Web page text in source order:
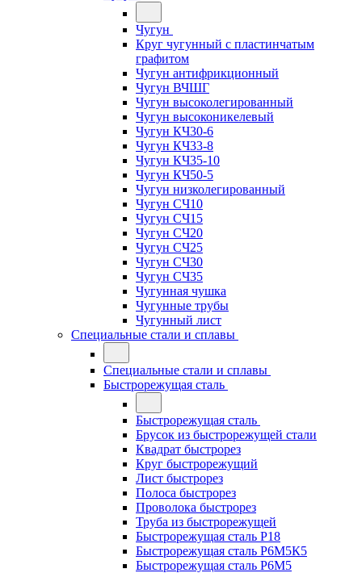
Чугун
Круг чугунный с пластинчатым
графитом
Чугун антифрикционный
Чугун ВЧШГ
Чугун высоколегированный
Чугун высоконикелевый
Чугун КЧ30-6
Чугун КЧ33-8
Чугун КЧ35-10
Чугун КЧ50-5
Чугун низколегированный
Чугун СЧ10
Чугун СЧ15
Чугун СЧ20
Чугун СЧ25
Чугун СЧ30
Чугун СЧ35
Чугунная чушка
Чугунные трубы
Чугунный лист
Специальные стали и сплавы
Специальные стали и сплавы
Быстрорежущая сталь
Быстрорежущая сталь
Брусок из быстрорежущей стали
Квадрат быстрорез
Круг быстрорежущий
Лист быстрорез
Полоса быстрорез
Проволока быстрорез
Труба из быстрорежущей
Быстрорежущая сталь Р18
Быстрорежущая сталь Р6М5К5
Быстрорежущая сталь Р6М5